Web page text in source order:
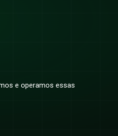
e operamos essas